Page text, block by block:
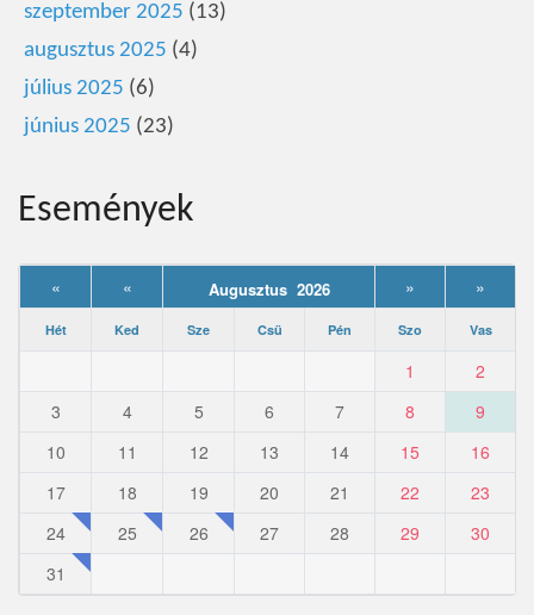
szeptember 2025 (13)
augusztus 2025 (4)
július 2025 (6)
június 2025 (23)
Események
« « Augusztus 2026 » »
Hét Ked Sze Csü Pén Szo Vas
1
2
3
4 5 6 7 8
9
10
11 12 13 14 15
16
17
18 19 20 21 22
23
24
25 26 27 28 29
30
31